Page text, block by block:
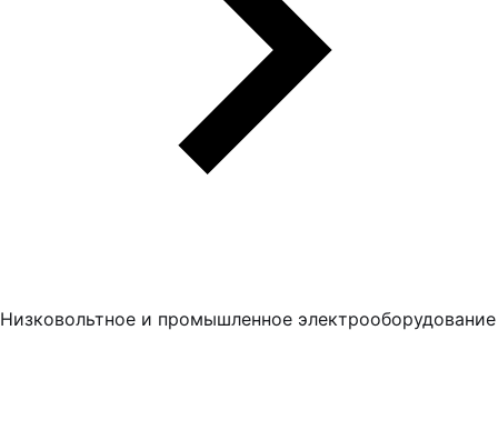
Низковольтное и промышленное электрооборудование